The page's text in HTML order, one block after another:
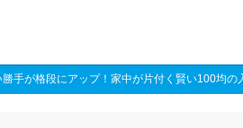
手が格段にアップ！家中が片付く賢い100均の